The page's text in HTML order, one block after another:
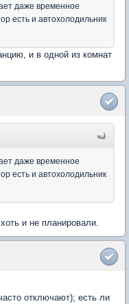
даже временное
есть и автохолодильник
и в одной из комнат
даже временное
есть и автохолодильник
и не планировали.
отключают); есть ли